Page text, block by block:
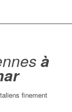
à
finement